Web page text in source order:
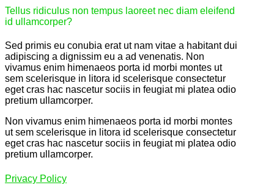
Tellus ridiculus non tempus laoreet nec diam eleifend
id ullamcorper?
Sed primis eu conubia erat ut nam vitae a habitant dui
adipiscing a dignissim eu a ad venenatis. Non
vivamus enim himenaeos porta id morbi montes ut
sem scelerisque in litora id scelerisque consectetur
eget cras hac nascetur sociis in feugiat mi platea odio
pretium ullamcorper.
Non vivamus enim himenaeos porta id morbi montes
ut sem scelerisque in litora id scelerisque consectetur
eget cras hac nascetur sociis in feugiat mi platea odio
pretium ullamcorper.
Privacy Policy